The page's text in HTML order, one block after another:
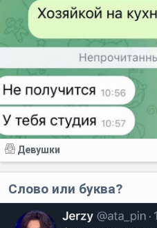
Девушки
Слово или буква?